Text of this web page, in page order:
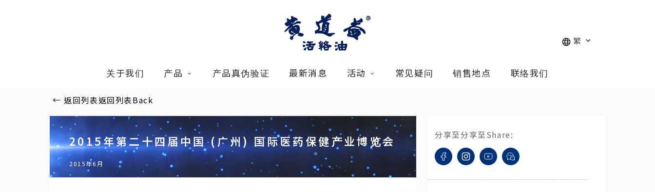
关于我们 产品 产品真伪验证 最新消息 活动 常见疑问 销售地点 联络我们
← 返回列表返回列表Back
2015年第二十四届中国 (广州) 国际医药保健产业博览会
2015年6月
分享至分享至Share: